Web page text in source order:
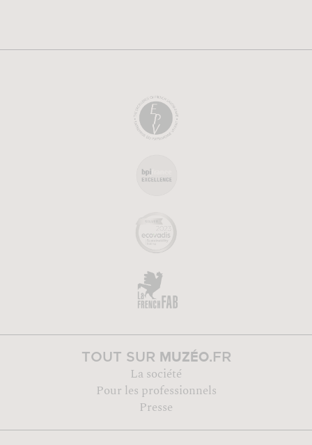
TOUT SUR MUZÉO.FR
La société
Pour les professionnels
Presse